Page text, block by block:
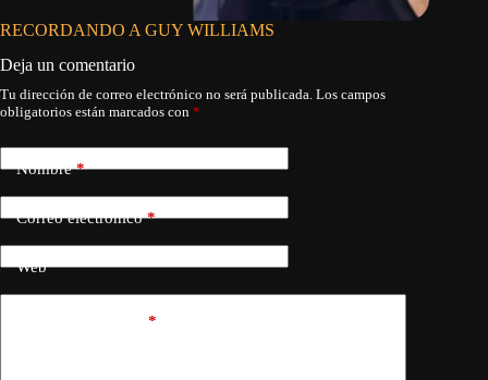
RECORDANDO A GUY WILLIAMS
Deja un comentario
Tu dirección de correo electrónico no será publicada. Los campos
obligatorios están marcados con *
Nombre*
Correo electrónico*
Web
*